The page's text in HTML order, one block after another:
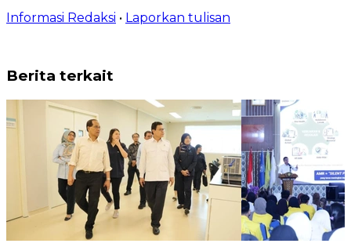
Informasi Redaksi • Laporkan tulisan
Berita terkait